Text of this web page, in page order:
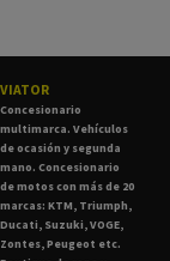
VIATOR
Concesionario
multimarca. Vehículos
de ocasión y segunda
mano. Concesionario
de motos con más de 20
marcas: KTM, Triumph,
Ducati, Suzuki, VOGE,
Zontes, Peugeot etc.